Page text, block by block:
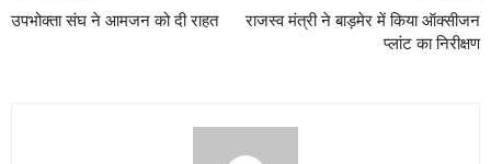
उपभोक्ता संघ ने आमजन को दी राहत
राजस्व मंत्री ने बाड़मेर में किया ऑक्सीजन
प्लांट का निरीक्षण